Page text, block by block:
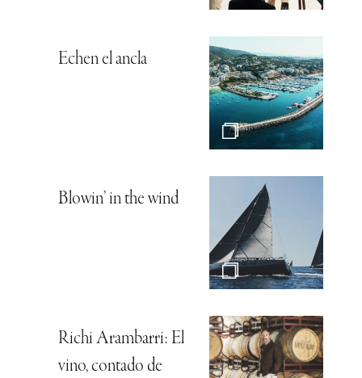
Echen el ancla
Blowin’ in the wind
Richi Arambarri: El
vino, contado de